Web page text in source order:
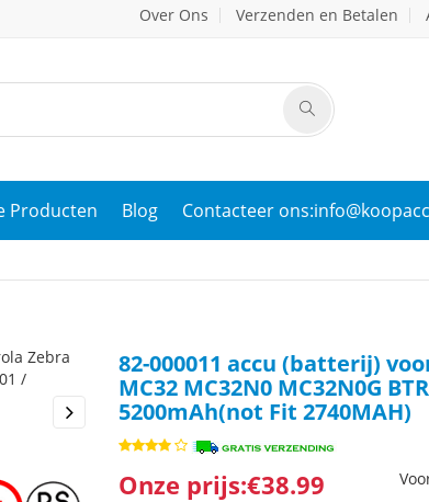
Over Ons Verzenden en Betalen
Producten Blog Contacteer
82-000011 accu (batterij)
MC32 MC32N0 MC32N0G
5200mAh(not Fit 2740MAH)
Onze prijs:€38.99